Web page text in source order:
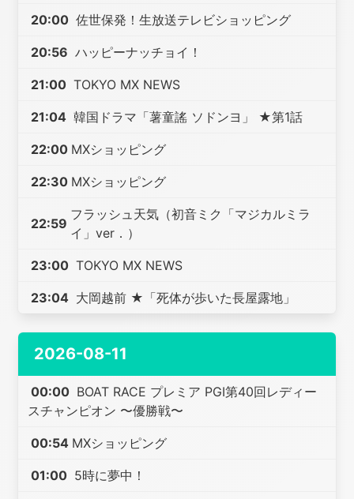
20:00 佐世保発！生放送テレビショッピング
20:56 ハッピーナッチョイ！
21:00 TOKYO MX NEWS
21:04 韓国ドラマ「薯童謠 ソドンヨ」 ★第1話
22:00 MXショッピング
22:30 MXショッピング
22:59
フラッシュ天気（初音ミク「マジカルミラ
イ」ver．）
23:00 TOKYO MX NEWS
23:04 大岡越前 ★「死体が歩いた長屋露地」
2026-08-11
00:00 BOAT RACE プレミア PGI第40回レディー
スチャンピオン 〜優勝戦〜
00:54 MXショッピング
01:00 5時に夢中！